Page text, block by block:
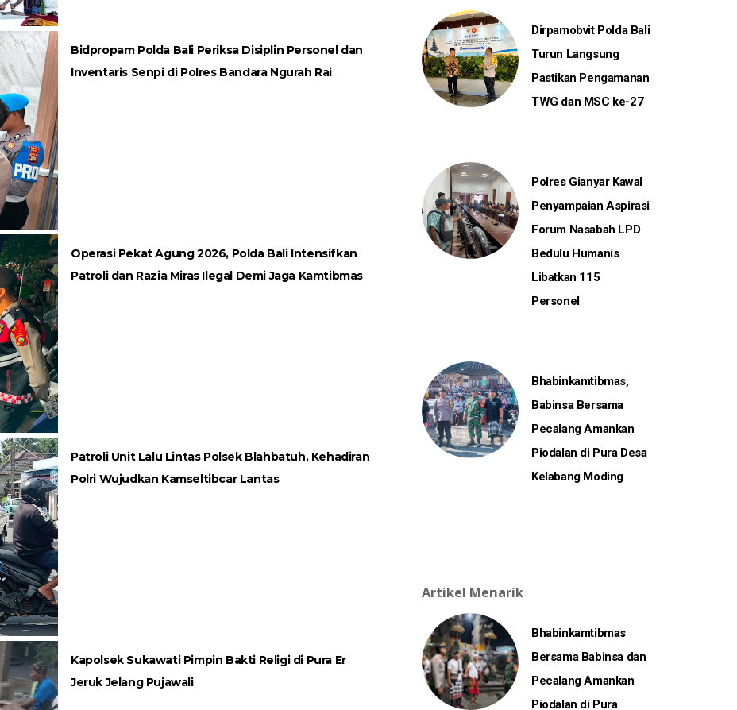
Bidpropam Polda Bali Periksa Disiplin Personel dan
Inventaris Senpi di Polres Bandara Ngurah Rai
Operasi Pekat Agung 2026, Polda Bali Intensifkan
Patroli dan Razia Miras Ilegal Demi Jaga Kamtibmas
Patroli Unit Lalu Lintas Polsek Blahbatuh, Kehadiran
Polri Wujudkan Kamseltibcar Lantas
Kapolsek Sukawati Pimpin Bakti Religi di Pura Er
Jeruk Jelang Pujawali
Dirpamobvit Polda Bali
Turun Langsung
Pastikan Pengamanan
TWG dan MSC ke-27
Polres Gianyar Kawal
Penyampaian Aspirasi
Forum Nasabah LPD
Bedulu Humanis
Libatkan 115
Personel
Bhabinkamtibmas,
Babinsa Bersama
Pecalang Amankan
Piodalan di Pura Desa
Kelabang Moding
Artikel Menarik
Bhabinkamtibmas
Bersama Babinsa dan
Pecalang Amankan
Piodalan di Pura